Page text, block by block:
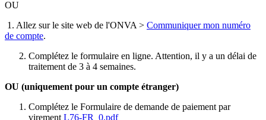
OU
1. Allez sur le site web de l'ONVA > Communiquer mon numéro
de compte.
Complétez le formulaire en ligne. Attention, il y a un délai de
traitement de 3 à 4 semaines.
OU (uniquement pour un compte étranger)
Complétez le Formulaire de demande de paiement par
virement L76-FR_0.pdf